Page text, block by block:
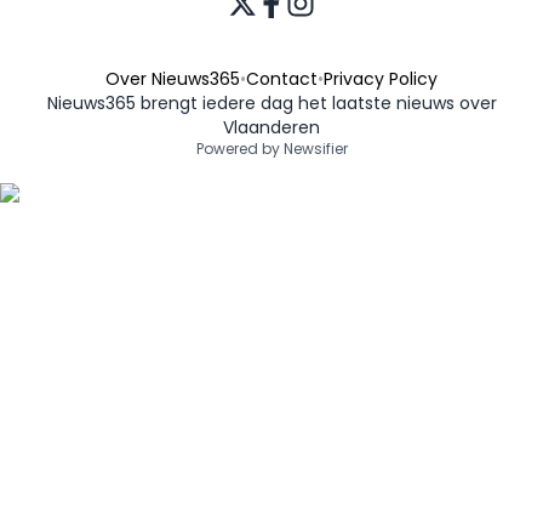
Over Nieuws365•Contact•Privacy Policy
Nieuws365 brengt iedere dag het laatste nieuws over
Vlaanderen
Powered by Newsifier